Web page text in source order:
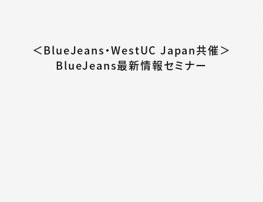
＜BlueJeans・WestUC Japan共催＞
BlueJeans最新情報セミナー